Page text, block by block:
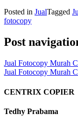
Posted in JualTagged
fotocopy
Post
Jual Fotocopy Murah
Jual Fotocopy Murah
CENTRIX COPIER
Tedhy Prabama